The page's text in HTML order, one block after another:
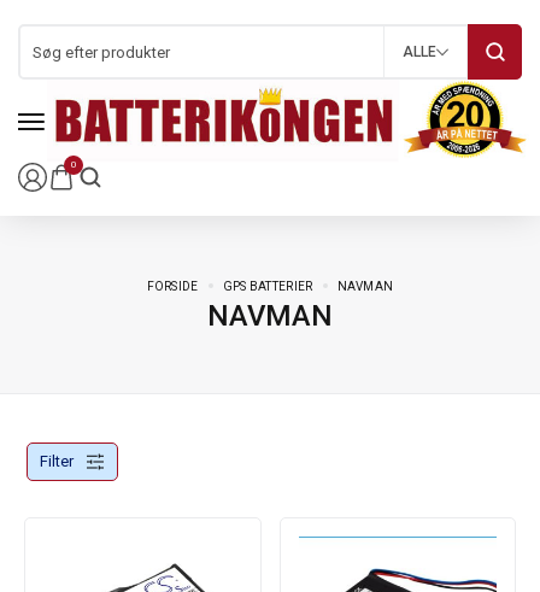
0
ALLE
FORSIDE GPS BATTERIER NAVMAN
NAVMAN
Filter